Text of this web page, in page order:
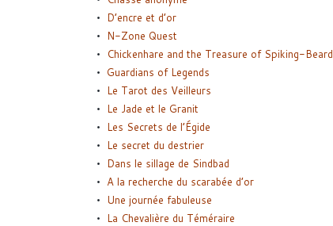
D’encre et d’or
N-Zone Quest
Chickenhare and the Treasure of Spiking-Beard
Guardians of Legends
Le Tarot des Veilleurs
Le Jade et le Granit
Les Secrets de l’Égide
Le secret du destrier
Dans le sillage de Sindbad
A la recherche du scarabée d’or
Une journée fabuleuse
La Chevalière du Téméraire